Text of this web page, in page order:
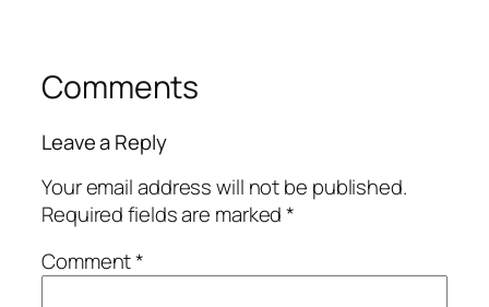
Comments
Leave a Reply
Your email address will not be published.
Required fields are marked*
Comment*